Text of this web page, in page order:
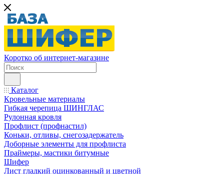
Коротко об интернет-магазине
Каталог
Кровельные материалы
Гибкая черепица ШИНГЛАС
Рулонная кровля
Профлист (профнастил)
Коньки, отливы, снегозадержатель
Доборные элементы для профлиста
Праймеры, мастики битумные
Шифер
Лист гладкий оцинкованный и цветной